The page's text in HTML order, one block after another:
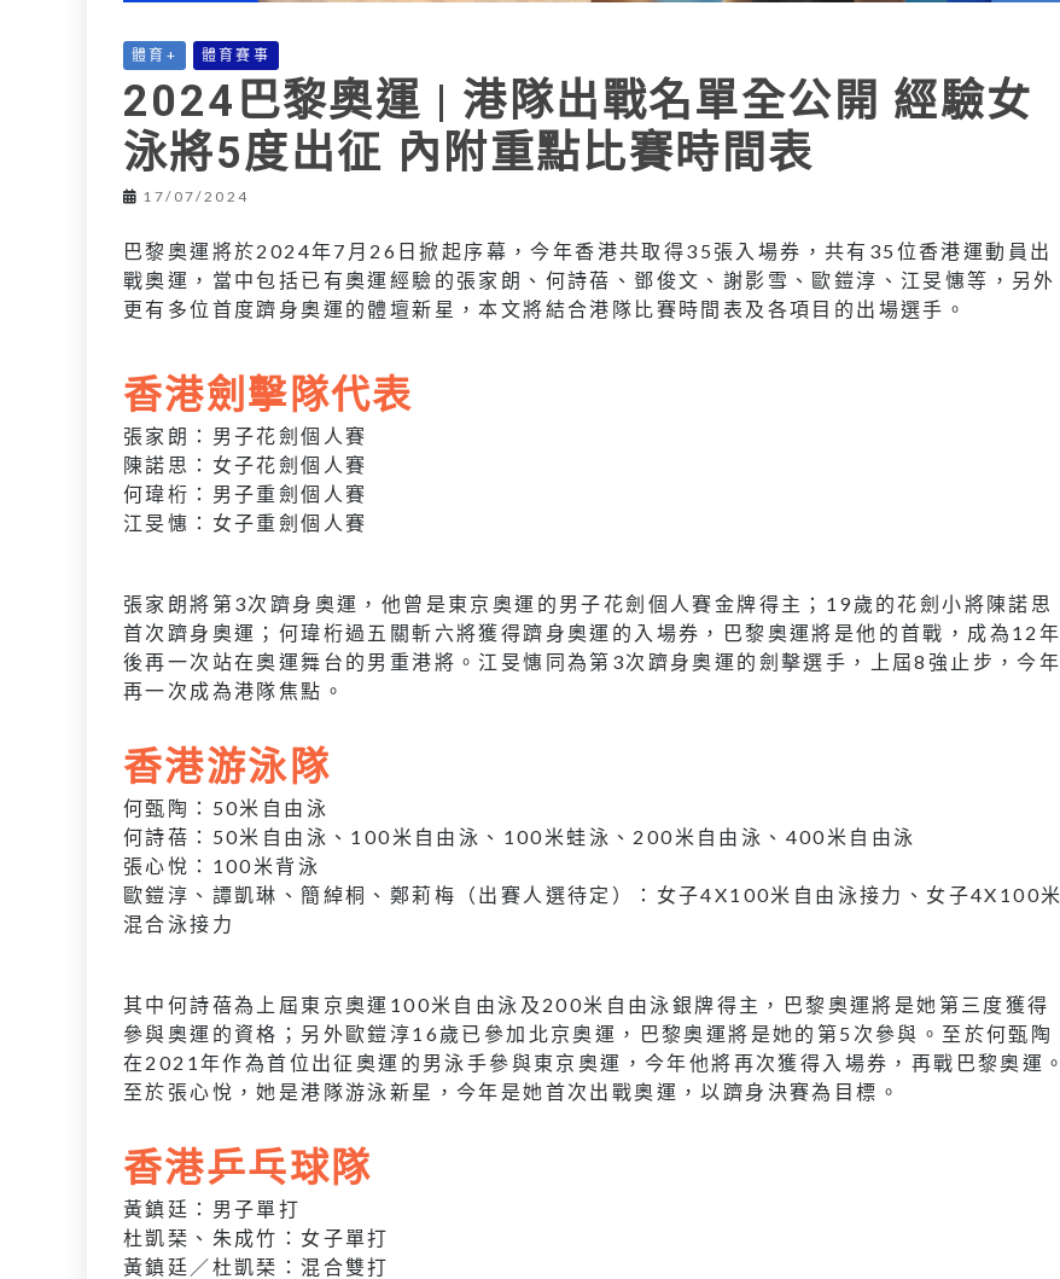
體育+ 體育賽事
2024巴黎奧運 | 港隊出戰名單全公開 經驗女
泳將5度出征 內附重點比賽時間表
17/07/2024
巴黎奧運將於2024年7月26日掀起序幕，今年香港共取得35張入場券，共有35位香港運動員出
戰奧運，當中包括已有奧運經驗的張家朗、何詩蓓、鄧俊文、謝影雪、歐鎧淳、江旻憓等，另外
更有多位首度躋身奧運的體壇新星，本文將結合港隊比賽時間表及各項目的出場選手。
香港劍擊隊代表
張家朗：男子花劍個人賽
陳諾思：女子花劍個人賽
何瑋桁：男子重劍個人賽
江旻憓：女子重劍個人賽
張家朗將第3次躋身奧運，他曾是東京奧運的男子花劍個人賽金牌得主；19歲的花劍小將陳諾思
首次躋身奧運；何瑋桁過五關斬六將獲得躋身奧運的入場券，巴黎奧運將是他的首戰，成為12年
後再一次站在奧運舞台的男重港將。江旻憓同為第3次躋身奧運的劍擊選手，上屆8強止步，今年
再一次成為港隊焦點。
香港游泳隊
何甄陶：50米自由泳
何詩蓓：50米自由泳、100米自由泳、100米蛙泳、200米自由泳、400米自由泳
張心悅：100米背泳
歐鎧淳、譚凱琳、簡綽桐、鄭莉梅（出賽人選待定）：女子4X100米自由泳接力、女子4X100米
混合泳接力
其中何詩蓓為上屆東京奧運100米自由泳及200米自由泳銀牌得主，巴黎奧運將是她第三度獲得
參與奧運的資格；另外歐鎧淳16歲已參加北京奧運，巴黎奧運將是她的第5次參與。至於何甄陶
在2021年作為首位出征奧運的男泳手參與東京奧運，今年他將再次獲得入場券，再戰巴黎奧運。
至於張心悅，她是港隊游泳新星，今年是她首次出戰奧運，以躋身決賽為目標。
香港乒乓球隊
黃鎮廷：男子單打
杜凱琹、朱成竹：女子單打
黃鎮廷／杜凱琹：混合雙打